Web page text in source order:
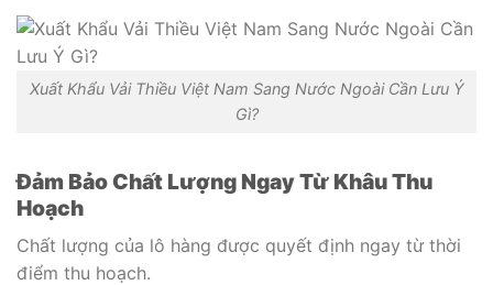
Xuất Khẩu Vải Thiều Việt Nam Sang Nước Ngoài Cần Lưu Ý
Gì?
Đảm Bảo Chất Lượng Ngay Từ Khâu Thu
Hoạch
Chất lượng của lô hàng được quyết định ngay từ thời
điểm thu hoạch.